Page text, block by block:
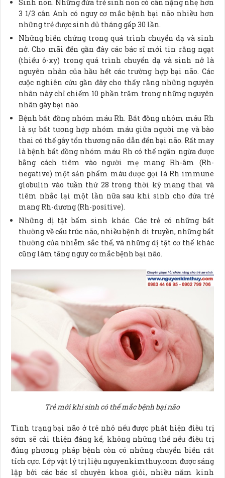
Sinh non. Những đứa trẻ sinh non có cân nặng nhẹ hơn
3 1/3 cân Anh có nguy cơ mắc bệnh bại não nhiều hơn
những trẻ được sinh đủ tháng gấp 30 lần.
Những biến chứng trong quá trình chuyển dạ và sinh
nở. Cho mãi đến gần đây các bác sĩ mới tin rằng ngạt
(thiếu ô-xy) trong quá trình chuyển dạ và sinh nở là
nguyên nhân của hầu hết các trường hợp bại não. Các
cuộc nghiên cứu gần đây cho thấy rằng những nguyên
nhân này chỉ chiếm 10 phần trăm trong những nguyên
nhân gây bại não.
Bệnh bất đồng nhóm máu Rh. Bất đồng nhóm máu Rh
là sự bất tương hợp nhóm máu giữa người mẹ và bào
thai có thể gây tổn thương não dẫn đến bại não. Rất may
là bệnh bất đồng nhóm máu Rh có thể ngăn ngừa được
bằng cách tiêm vào người mẹ mang Rh-âm (Rh-
negative) một sản phẩm máu được gọi là Rh immune
globulin vào tuần thứ 28 trong thời kỳ mang thai và
tiêm nhắc lại một lần nữa sau khi sinh cho đứa trẻ
mang Rh-dương (Rh-positive).
Những dị tật bẩm sinh khác. Các trẻ có những bất
thường về cấu trúc não, nhiều bệnh di truyền, những bất
thường của nhiễm sắc thể, và những dị tật cơ thể khác
cũng làm tăng nguy cơ mắc bệnh bại não.
Trẻ mới khi sinh có thể mắc bệnh bại não
Tình trạng bại não ở trẻ nhỏ nếu được phát hiện điều trị
sớm sẽ cải thiện đáng kể, không những thế nếu điều trị
đúng phương pháp bệnh còn có những chuyển biến rất
tích cực. Lớp vật lý trị liệu nguyenkimthuy.com được sáng
lập bởi các bác sĩ chuyên khoa giỏi, nhiều năm kinh